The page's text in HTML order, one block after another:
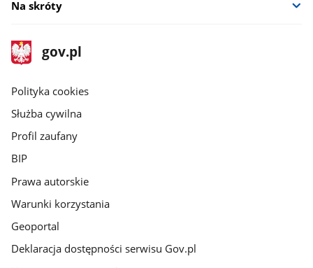
Na skróty
stopka
gov.pl
Strona
gov.pl
gov.pl
Polityka cookies
Służba cywilna
Profil zaufany
BIP
Prawa autorskie
Warunki korzystania
Geoportal
Deklaracja dostępności serwisu Gov.pl